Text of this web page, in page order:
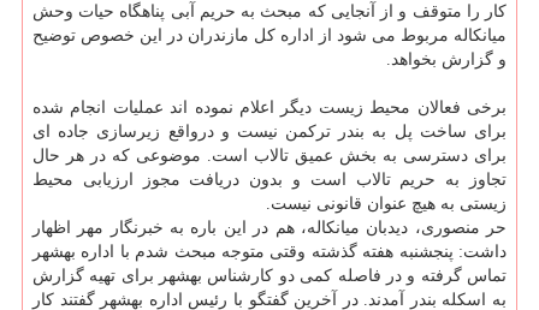
كار را متوقف و از آنجایی كه مبحث به حریم آبی پناهگاه حیات وحش
میانكاله مربوط می شود از اداره كل مازندران در این خصوص توضیح
و گزارش بخواهد.
برخی فعالان محیط زیست دیگر اعلام نموده اند عملیات انجام شده
برای ساخت پل به بندر تركمن نیست و درواقع زیرسازی جاده ای
برای دسترسی به بخش عمیق تالاب است. موضوعی كه در هر حال
تجاوز به حریم تالاب است و بدون دریافت مجوز ارزیابی محیط
زیستی به هیچ عنوان قانونی نیست.
حر منصوری، دیدبان میانكاله، هم در این باره به خبرنگار مهر اظهار
داشت: پنجشنبه هفته گذشته وقتی متوجه مبحث شدم با اداره بهشهر
تماس گرفته و در فاصله كمی دو كارشناس بهشهر برای تهیه گزارش
به اسكله بندر آمدند. در آخرین گفتگو با رئیس اداره بهشهر گفتند كار